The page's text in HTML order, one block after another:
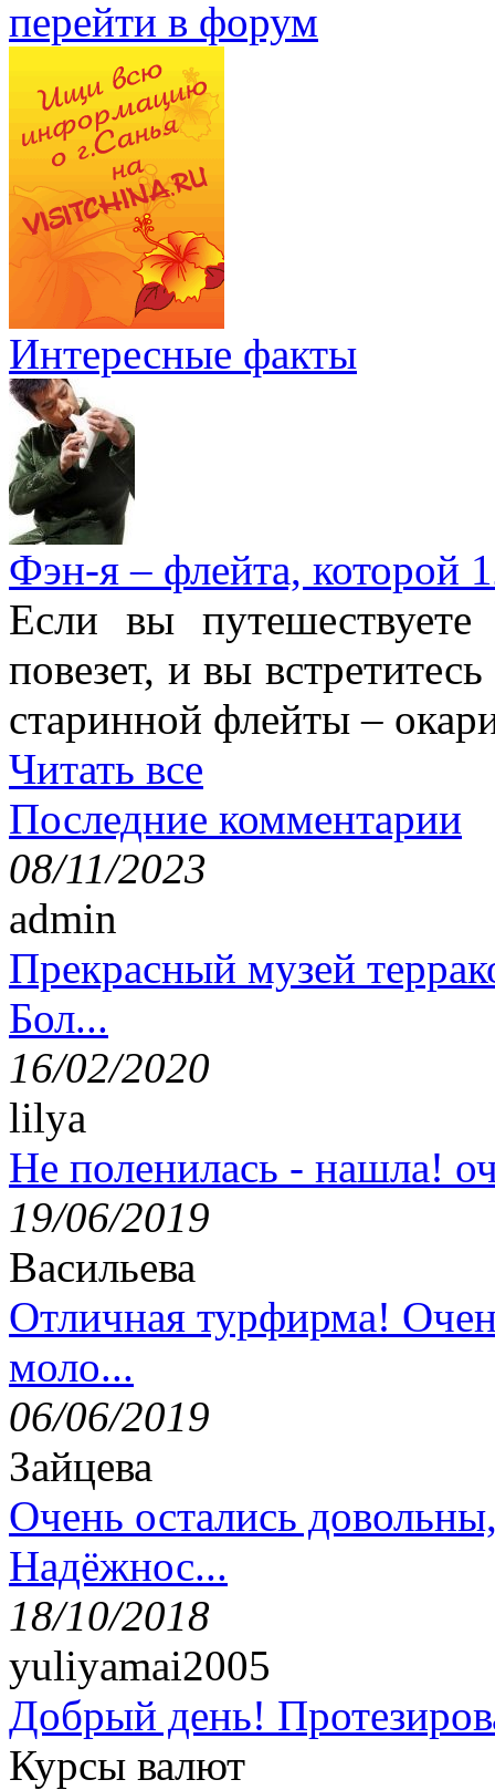
перейти в форум
Интересные факты
Фэн-я – флейта, которой
Если вы
повезет, и вы
старинной флейты –
Читать все
Последние комментарии
08/11/2023
admin
Прекрасный музей
Бол...
16/02/2020
lilya
Не поленилась - нашла!
19/06/2019
Васильева
Отличная турфирма!
моло...
06/06/2019
Зайцева
Очень остались
Надёжнос...
18/10/2018
yuliyamai2005
Добрый день!
Курсы валют